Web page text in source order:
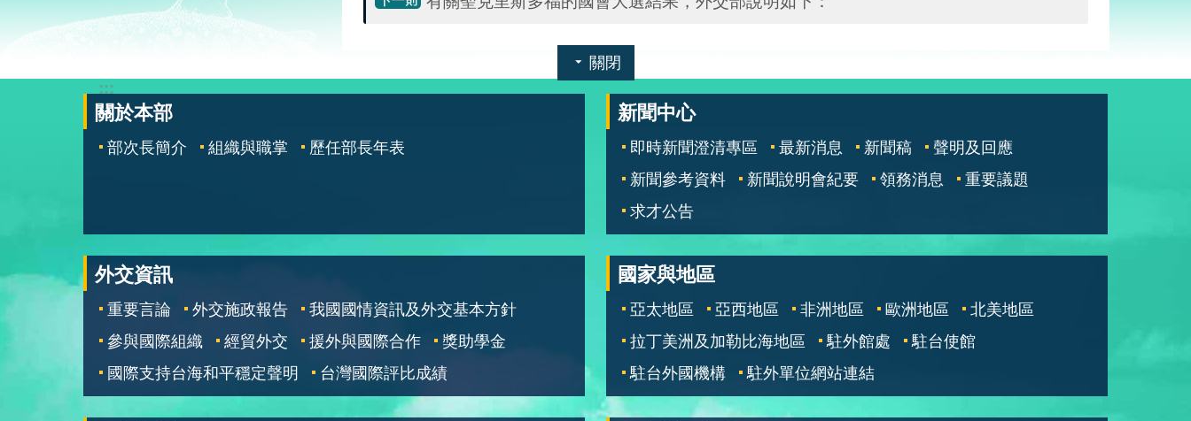
關閉
:::
關於本部
部次長簡介 組織與職掌 歷任部長年表
新聞中心
即時新聞澄清專區 最新消息 新聞稿
聲明及回應
新聞參考資料
新聞說明會紀要 領務消息
重要議題
求才公告
外交資訊
重要言論 外交施政報告
我國國情資訊及外交基本方針
參與國際組織
經貿外交 援外與國際合作
獎助學金
國際支持台海和平穩定聲明
台灣國際評比成績
國家與地區
亞太地區 亞西地區 非洲地區 歐洲地區
北美地區
拉丁美洲及加勒比海地區
駐外館處
駐台使館
駐台外國機構
駐外單位網站連結